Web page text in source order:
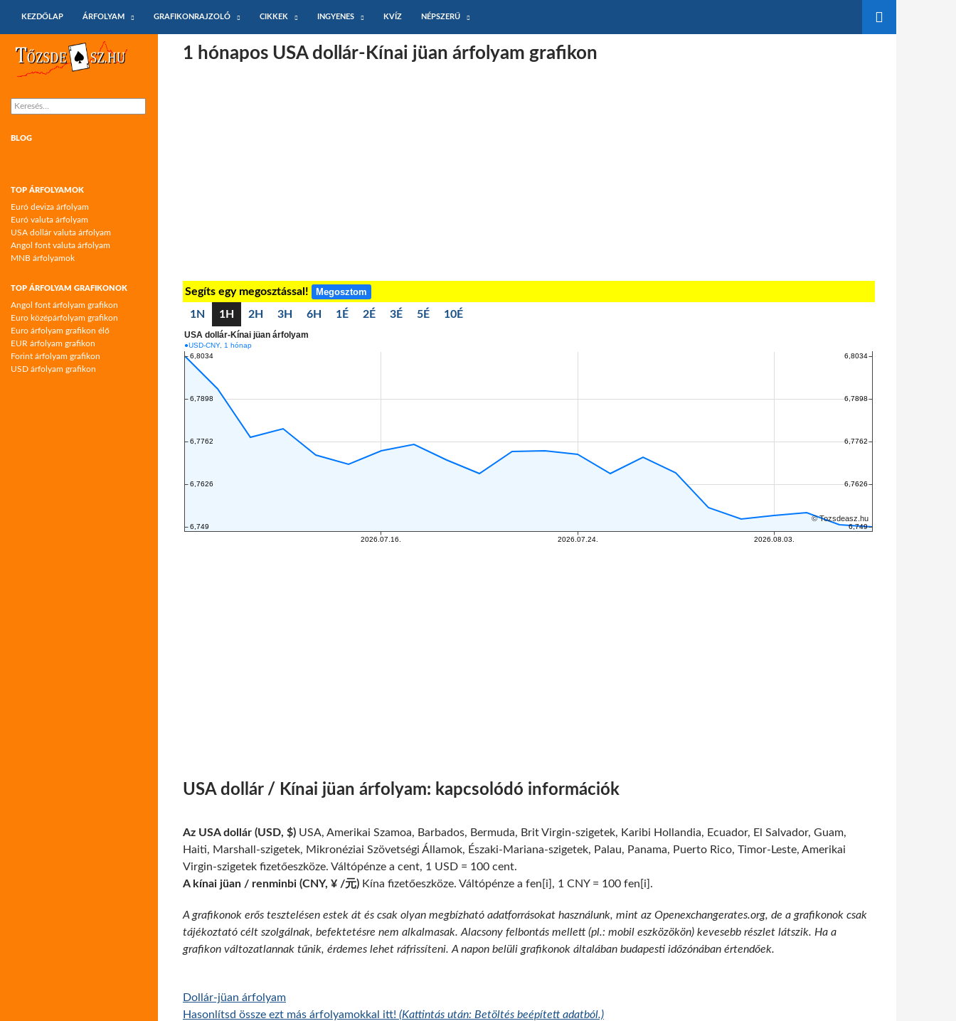
KEZDŐLAP
ÁRFOLYAM GRAFIKONRAJZOLÓ CIKKEK INGYENES KVÍZ NÉPSZERŰ
1 hónapos USA dollár-Kínai jüan árfolyam grafikon
Segíts egy megosztással! Megosztom
1N 1H 2H 3H 6H 1É 2É 3É 5É 10É
USA dollár / Kínai jüan árfolyam: kapcsolódó információk
Az USA dollár (USD, $) USA, Amerikai Szamoa, Barbados, Bermuda, Brit Virgin-szigetek, Karibi Hollandia, Ecuador, El Salvador, Guam,
Haiti, Marshall-szigetek, Mikronéziai Szövetségi Államok, Északi-Mariana-szigetek, Palau, Panama, Puerto Rico, Timor-Leste, Amerikai
Virgin-szigetek fizetőeszköze. Váltópénze a cent, 1 USD = 100 cent.
A kínai jüan / renminbi (CNY, ¥ /元) Kína fizetőeszköze. Váltópénze a fen[i], 1 CNY = 100 fen[i].
A grafikonok erős tesztelésen estek át és csak olyan megbízható adatforrásokat használunk, mint az Openexchangerates.org, de a grafikonok csak
tájékoztató célt szolgálnak, befektetésre nem alkalmasak. Alacsony felbontás mellett (pl.: mobil eszközökön) kevesebb részlet látszik. Ha a
grafikon változatlannak tűnik, érdemes lehet ráfrissíteni. A napon belüli grafikonok általában budapesti időzónában értendőek.
Dollár-jüan árfolyam
Hasonlítsd össze ezt más árfolyamokkal itt! (Kattintás után: Betöltés beépített adatból.)
Tőzsdeász.hu – árfolyamok és árfolyam
grafikonok
Keresés:
BLOG
TOP ÁRFOLYAMOK
Euró deviza árfolyam
Euró valuta árfolyam
USA dollár valuta árfolyam
Angol font valuta árfolyam
MNB árfolyamok
TOP ÁRFOLYAM GRAFIKONOK
Angol font árfolyam grafikon
Euro középárfolyam grafikon
Euro árfolyam grafikon élő
EUR árfolyam grafikon
Forint árfolyam grafikon
USD árfolyam grafikon